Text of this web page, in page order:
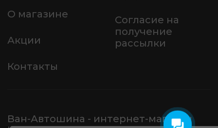
О магазине
Акции
Контакты
Согласие на
получение
рассылки
Ван-Автошина - интернет-магазин